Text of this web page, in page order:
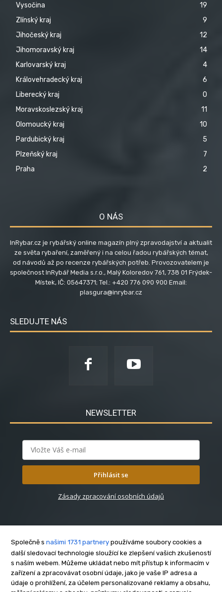
Vysočina
19
Zlínský kraj
9
Jihočeský kraj
12
Jihomoravský kraj
14
Karlovarský kraj
4
Královehradecký kraj
6
Liberecký kraj
0
Moravskoslezský kraj
11
Olomoucký kraj
10
Pardubický kraj
5
Plzeňský kraj
7
Praha
2
O NÁS
InRybar.cz je rybářský online magazín plný zpravodajství a aktualit
ze světa rybaření, zaměřený i na celou řadou rybářských témat,
od návodů až po recenze rybářských potřeb. Provozovatelem je
společnost InRybář Media s.r.o., Malý Koloredov 761, 738 01 Frýdek-
Místek, IČ: 05647371; Tel.: +420 776 090 900 Email:
plasgura@inrybar.cz
SLEDUJTE NÁS
NEWSLETTER
Přihlásit se
Zásady zpracování osobních údajů
O nás
Kontakt
Společně s našimi 1731 partnery používáme soubory cookies a
další sledovací technologie sloužící ke zlepšení vašich zkušeností
s naším webem. Můžeme ukládat nebo mít přístup k informacím v
zařízení a zpracovávat osobní údaje, jako je vaše IP adresa a
údaje o prohlížení, za účelem personalizované reklamy a obsahu,